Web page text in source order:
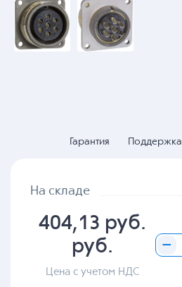
Гарантия Поддержка
На складе
404,13 руб.
руб.
Цена с учетом НДС